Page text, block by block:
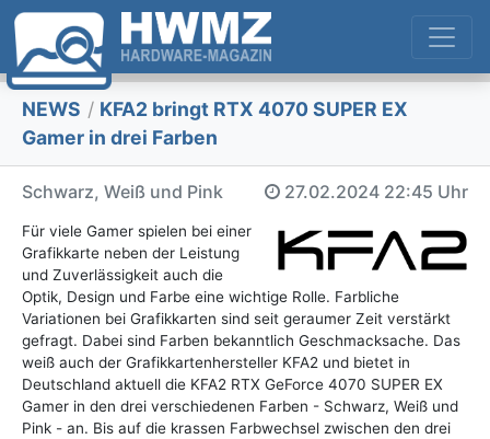
NEWS / KFA2 bringt RTX 4070 SUPER EX
Gamer in drei Farben
Schwarz, Weiß und Pink 27.02.2024 22:45 Uhr
Für viele Gamer spielen bei einer
Grafikkarte neben der Leistung
und Zuverlässigkeit auch die
Optik, Design und Farbe eine wichtige Rolle. Farbliche
Variationen bei Grafikkarten sind seit geraumer Zeit verstärkt
gefragt. Dabei sind Farben bekanntlich Geschmacksache. Das
weiß auch der Grafikkartenhersteller KFA2 und bietet in
Deutschland aktuell die KFA2 RTX GeForce 4070 SUPER EX
Gamer in den drei verschiedenen Farben - Schwarz, Weiß und
Pink - an. Bis auf die krassen Farbwechsel zwischen den drei